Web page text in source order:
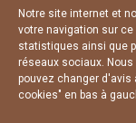
Notre site internet et
votre navigation sur
statistiques ainsi que
réseaux sociaux.
pouvez changer
cookies" en bas à
CHARTE DE